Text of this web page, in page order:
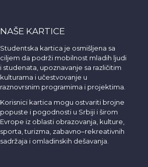
NAŠE KARTICE
Studentska kartica je osmišljena sa
ciljem da podrži mobilnost mladih ljudi
i studenata, upoznavanje sa različitim
kulturama i učestvovanje u
raznovrsnim programima i projektima.
Korisnici kartica mogu ostvariti brojne
popuste i pogodnosti u Srbiji i širom
Evrope iz oblasti obrazovanja, kulture,
sporta, turizma, zabavno–rekreativnih
sadržaja i omladinskih dešavanja.